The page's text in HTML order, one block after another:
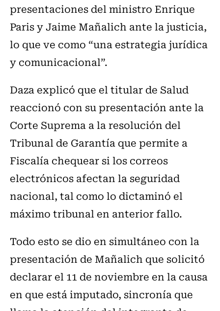
presentaciones del ministro Enrique
Paris y Jaime Mañalich ante la justicia,
lo que ve como “una estrategia jurídica
y comunicacional”.
Daza explicó que el titular de Salud
reaccionó con su presentación ante la
Corte Suprema a la resolución del
Tribunal de Garantía que permite a
Fiscalía chequear si los correos
electrónicos afectan la seguridad
nacional, tal como lo dictaminó el
máximo tribunal en anterior fallo.
Todo esto se dio en simultáneo con la
presentación de Mañalich que solicitó
declarar el 11 de noviembre en la causa
en que está imputado, sincronía que